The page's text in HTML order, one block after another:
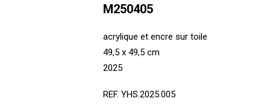
M250405
acrylique et encre sur toile
49,5 x 49,5 cm
2025
REF. YHS.2025.005